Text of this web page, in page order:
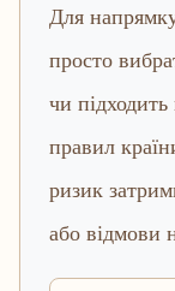
Для
просто
чи
правил
ризик
або відмови